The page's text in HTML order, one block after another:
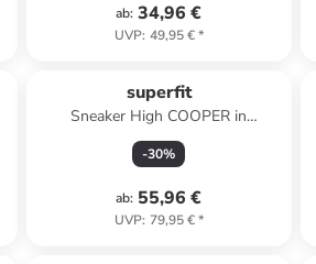
ab: 34,96 €
UVP: 49,95 €*
superfit
Sneaker High COOPER in
Grün/Hellgrün
-30%
ab: 55,96 €
UVP: 79,95 €*